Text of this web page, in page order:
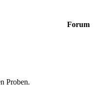
Forum
Proben.